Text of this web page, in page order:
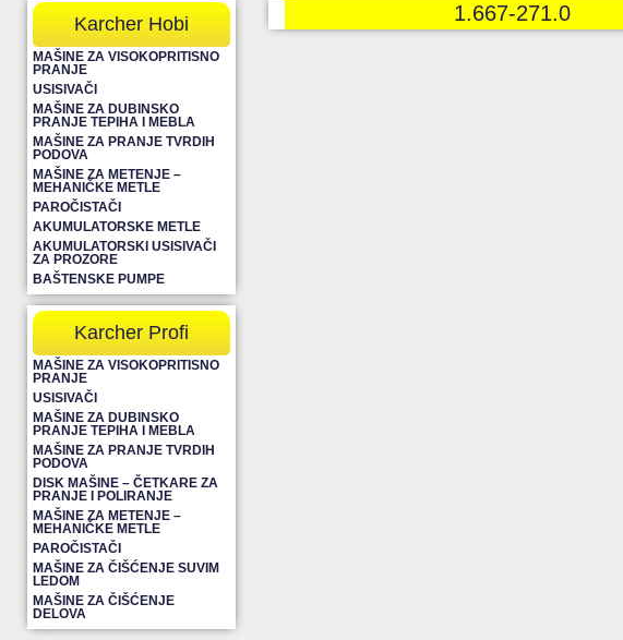
Karcher Hobi
MAŠINE ZA VISOKOPRITISNO
PRANJE
USISIVAČI
MAŠINE ZA DUBINSKO
PRANJE TEPIHA I MEBLA
MAŠINE ZA PRANJE TVRDIH
PODOVA
MAŠINE ZA METENJE –
MEHANIČKE METLE
PAROČISTAČI
AKUMULATORSKE METLE
AKUMULATORSKI USISIVAČI
ZA PROZORE
BAŠTENSKE PUMPE
Karcher Profi
MAŠINE ZA VISOKOPRITISNO
PRANJE
USISIVAČI
MAŠINE ZA DUBINSKO
PRANJE TEPIHA I MEBLA
MAŠINE ZA PRANJE TVRDIH
PODOVA
DISK MAŠINE – ČETKARE ZA
PRANJE I POLIRANJE
MAŠINE ZA METENJE –
MEHANIČKE METLE
PAROČISTAČI
MAŠINE ZA ČIŠĆENJE SUVIM
LEDOM
MAŠINE ZA ČIŠĆENJE
DELOVA
1.667-271.0